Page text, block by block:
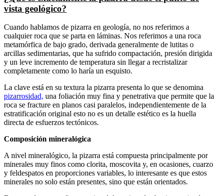
vista geológico?
Cuando hablamos de pizarra en geología, no nos referimos a
cualquier roca que se parta en láminas. Nos referimos a una roca
metamórfica de bajo grado, derivada generalmente de lutitas o
arcillas sedimentarias, que ha sufrido compactación, presión dirigida
y un leve incremento de temperatura sin llegar a recristalizar
completamente como lo haría un esquisto.
La clave está en su textura la pizarra presenta lo que se denomina
pizarrosidad, una foliación muy fina y penetrativa que permite que la
roca se fracture en planos casi paralelos, independientemente de la
estratificación original esto no es un detalle estético es la huella
directa de esfuerzos tectónicos.
Composición mineralógica
A nivel mineralógico, la pizarra está compuesta principalmente por
minerales muy finos como clorita, moscovita y, en ocasiones, cuarzo
y feldespatos en proporciones variables, lo interesante es que estos
minerales no solo están presentes, sino que están orientados.